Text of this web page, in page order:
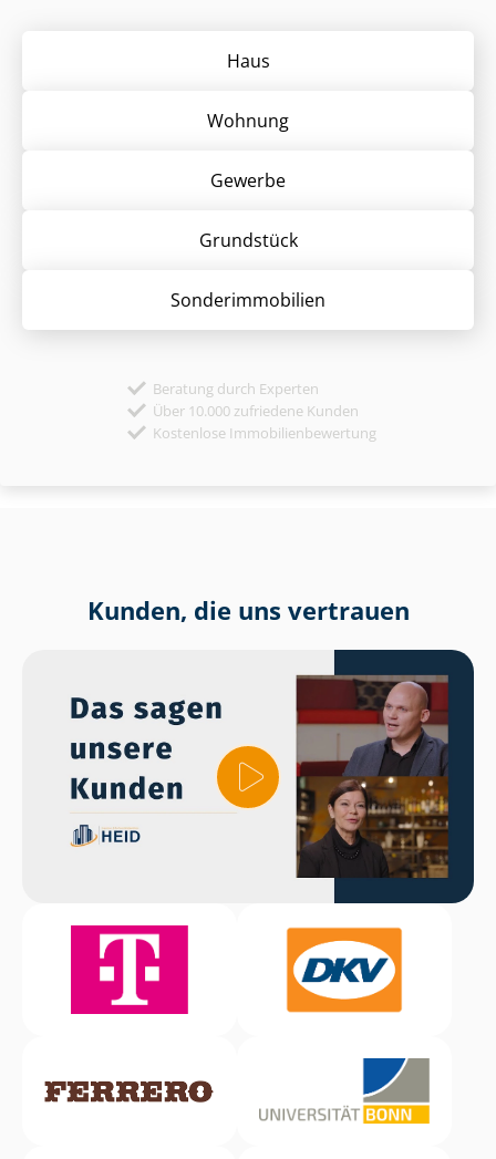
Haus
Wohnung
Gewerbe
Grund­stück
Sonder­immobilien
Beratung durch Experten
Über 10.000 zufriedene Kunden
Kostenlose Immobilienbewertung
Kunden, die uns vertrauen